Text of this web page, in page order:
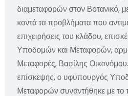
διαμεταφορών στον Βοτανικό,
κοντά τα προβλήματα που
επιχειρήσεις του κλάδου,
Υποδομών και Μεταφορών,
Μεταφορές, Βασίλης
επίσκεψης, ο υφυπουργός
Μεταφορών συναντήθηκε με το